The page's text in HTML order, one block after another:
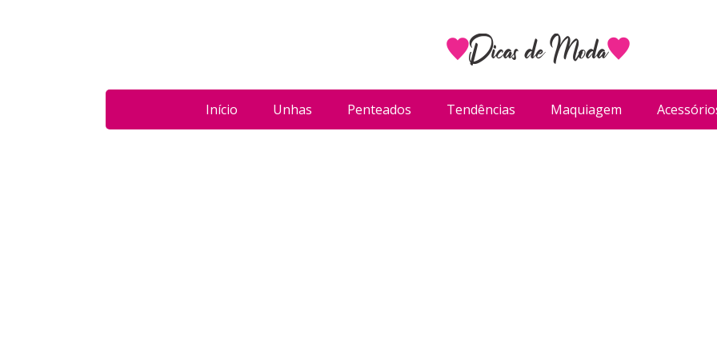
Início Unhas Penteados Tendências Maquiagem